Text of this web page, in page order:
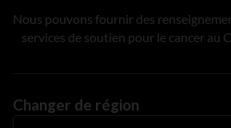
Nous pouvons fournir des
services de soutien pour le cancer au
Changer de région